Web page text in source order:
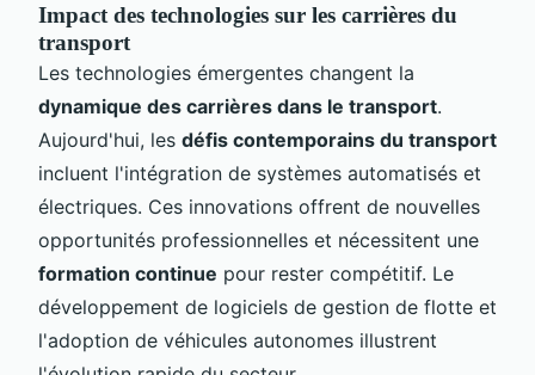
Impact des technologies sur les carrières du
transport
Les technologies émergentes changent la
dynamique des carrières dans le transport.
Aujourd'hui, les défis contemporains du transport
incluent l'intégration de systèmes automatisés et
électriques. Ces innovations offrent de nouvelles
opportunités professionnelles et nécessitent une
formation continue pour rester compétitif. Le
développement de logiciels de gestion de flotte et
l'adoption de véhicules autonomes illustrent